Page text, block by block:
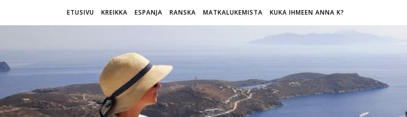
ETUSIVU KREIKKA ESPANJA RANSKA MATKALUKEMISTA KUKA IHMEEN ANNA K?